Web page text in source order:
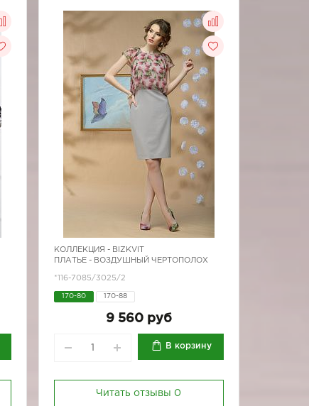
КОЛЛЕКЦИЯ - BIZKVIT
ПЛАТЬЕ - ВОЗДУШНЫЙ ЧЕРТОПОЛОХ
*116-7085/3025/2
170-80 170-88
9 560 руб
В корзину
Читать отзывы 0